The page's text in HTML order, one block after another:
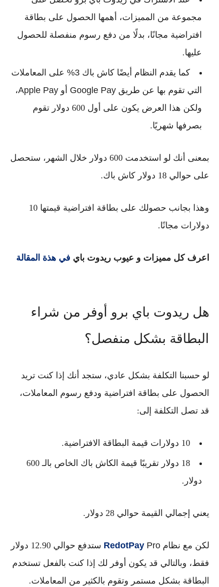
مجموعة من المميزات، أهمها الحصول على بطاقة
افتراضية مجانًا، بدلًا من دفع رسوم منفصلة للحصول
عليها.
كما يقدم النظام أيضًا كاش باك 3%
على المعاملات
التي تقوم بها عن طريق Google Pay أو Apple Pay
،
ولكن هذا العرض يكون على أول 600 دولار تقوم
بصرفها شهريًا.
بمعنى أنك لو استخدمت 600 دولار خلال الشهر، ستحصل
على حوالي 18 دولار كاش باك.
وهذا بجانب حصولك على بطاقة افتراضية قيمتها 10
دولارات مجانًا.
اعرف كل مميزات و عيوب ريدوت باي في هذة المقالة
هل ريدوت باي برو أوفر من شراء
البطاقة بشكل منفصل؟
لو حسبنا التكلفة بشكل عادي، ستجد أنك إذا كنت تريد
الحصول على بطاقة افتراضية ودفع رسوم المعاملات،
قد تصل التكلفة إلى:
10 دولارات قيمة البطاقة الافتراضية.
18 دولار تقريبًا قيمة الكاش باك الخاص بالـ 600
دولار.
يعني إجمالي القيمة حوالي 28 دولار.
لكن مع نظام RedotPay Pro
ستدفع حوالي 12.90 دولار
فقط، وبالتالي قد يكون أوفر لك إذا كنت بالفعل تستخدم
البطاقة بشكل مستمر وتقوم بالكثير من المعاملات.